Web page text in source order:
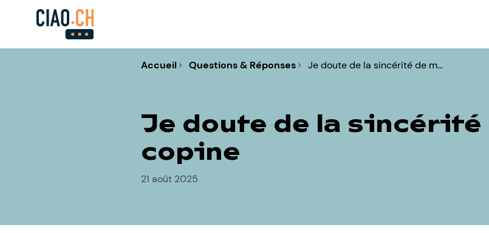
Accueil Questions & Réponses Je doute de la sincérité de m…
Je doute de la sincérité
copine
21 août 2025